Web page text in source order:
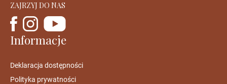
ZAJRZYJ DO NAS
Informacje
Deklaracja dostępności
Polityka prywatności